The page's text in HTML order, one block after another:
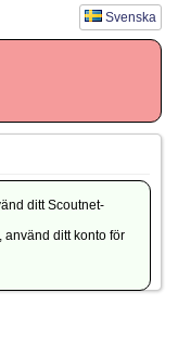
ditt Scoutnet-
ditt konto för
Svenska